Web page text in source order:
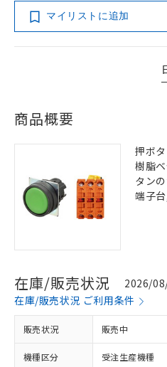
マイリストに追加
商品概要
押ボ
樹脂
タン
端子
在庫/販売状況
2026/
在庫/販売状況 ご利用条件
販売状況 販売中
機種区分 受注生産機種